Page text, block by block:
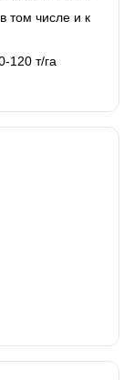
том числе и к
120 т/га